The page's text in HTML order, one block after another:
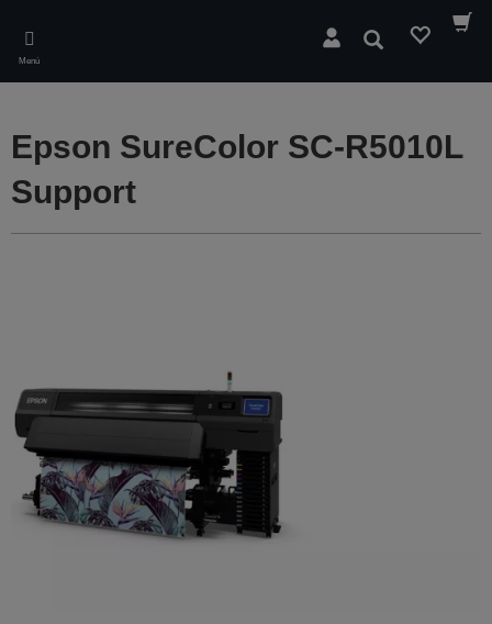
main
content
Menú
Buscar
Epson SureColor SC-R5010L
Support